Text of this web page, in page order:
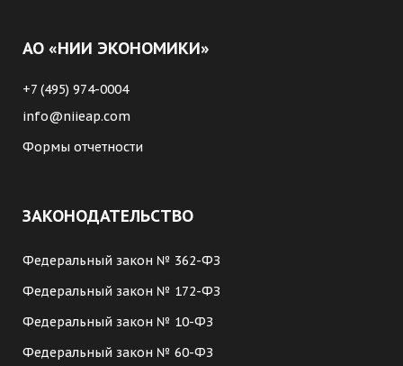
АО «НИИ ЭКОНОМИКИ»
+7 (495) 974-0004
info@niieap.com
Формы отчетности
ЗАКОНОДАТЕЛЬСТВО
Федеральный закон № 362-ФЗ
Федеральный закон № 172-ФЗ
Федеральный закон № 10-ФЗ
Федеральный закон № 60-ФЗ